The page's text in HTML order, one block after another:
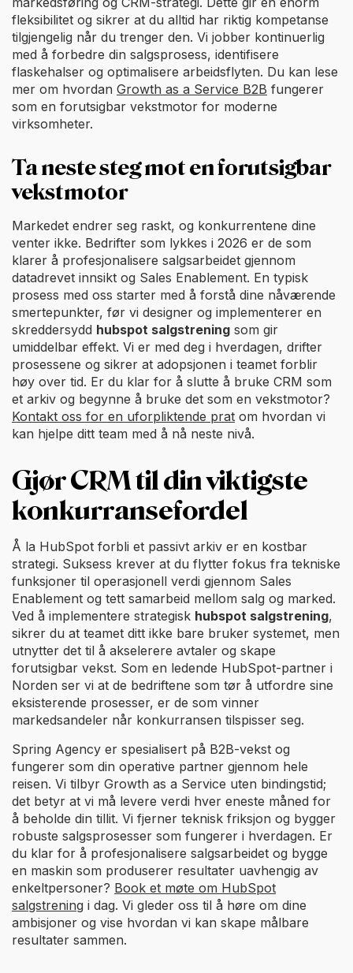
fleksibilitet og sikrer at du alltid har riktig kompetanse
tilgjengelig når du trenger den. Vi jobber kontinuerlig
med å forbedre din salgsprosess, identifisere
flaskehalser og optimalisere arbeidsflyten. Du kan lese
mer om hvordan Growth as a Service B2B fungerer
som en forutsigbar vekstmotor for moderne
virksomheter.
Ta neste steg mot en forutsigbar
vekstmotor
Markedet endrer seg raskt, og konkurrentene dine
venter ikke. Bedrifter som lykkes i 2026 er de som
klarer å profesjonalisere salgsarbeidet gjennom
datadrevet innsikt og Sales Enablement. En typisk
prosess med oss starter med å forstå dine nåværende
smertepunkter, før vi designer og implementerer en
skreddersydd hubspot salgstrening som gir
umiddelbar effekt. Vi er med deg i hverdagen, drifter
prosessene og sikrer at adopsjonen i teamet forblir
høy over tid. Er du klar for å slutte å bruke CRM som
et arkiv og begynne å bruke det som en vekstmotor?
Kontakt oss for en uforpliktende prat om hvordan vi
kan hjelpe ditt team med å nå neste nivå.
Gjør CRM til din viktigste
konkurransefordel
Å la HubSpot forbli et passivt arkiv er en kostbar
strategi. Suksess krever at du flytter fokus fra tekniske
funksjoner til operasjonell verdi gjennom Sales
Enablement og tett samarbeid mellom salg og marked.
Ved å implementere strategisk hubspot salgstrening,
sikrer du at teamet ditt ikke bare bruker systemet, men
utnytter det til å akselerere avtaler og skape
forutsigbar vekst. Som en ledende HubSpot-partner i
Norden ser vi at de bedriftene som tør å utfordre sine
eksisterende prosesser, er de som vinner
markedsandeler når konkurransen tilspisser seg.
Spring Agency er spesialisert på B2B-vekst og
fungerer som din operative partner gjennom hele
reisen. Vi tilbyr Growth as a Service uten bindingstid;
det betyr at vi må levere verdi hver eneste måned for
å beholde din tillit. Vi fjerner teknisk friksjon og bygger
robuste salgsprosesser som fungerer i hverdagen. Er
du klar for å profesjonalisere salgsarbeidet og bygge
en maskin som produserer resultater uavhengig av
enkeltpersoner? Book et møte om HubSpot
salgstrening i dag. Vi gleder oss til å høre om dine
ambisjoner og vise hvordan vi kan skape målbare
resultater sammen.